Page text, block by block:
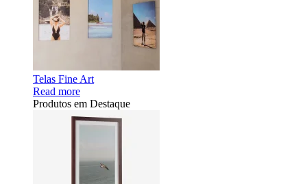
Telas Fine Art
Read more
Produtos em Destaque